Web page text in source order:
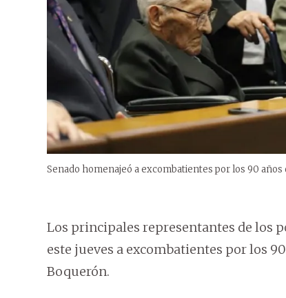
Senado homenajeó a excombatientes por los 90 años
Los principales representantes de los
este jueves a excombatientes por los
Boquerón.